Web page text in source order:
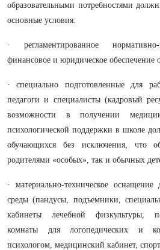
образовательными потребностями
основные условия:
· регламентированное
финансовое и юридическое обеспечение
· специально подготовленные для
педагоги и специалисты (кадровый
возможности в получении
психологической поддержки в школе
обучающихся без исключения, что
родителями «особых», так и обычных
· материально-техническое оснащение
среды (пандусы, подъемники,
кабинеты лечебной физкультуры,
комнаты для логопедических и
психологом, медицинский кабинет,